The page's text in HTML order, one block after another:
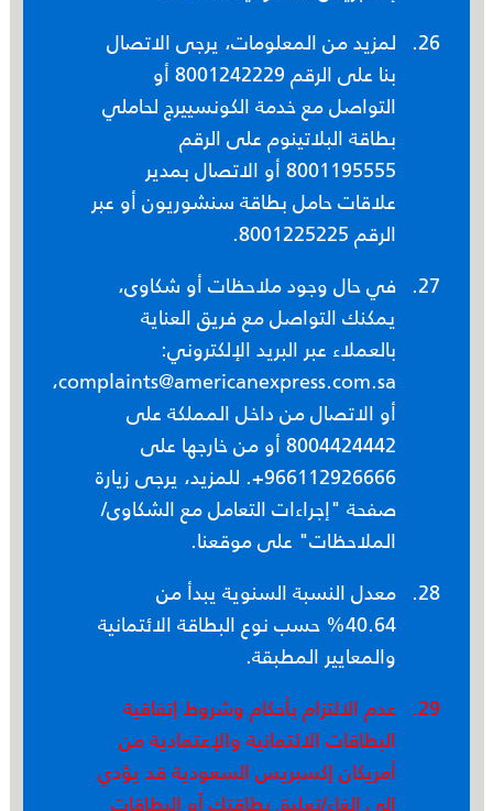
لمزيد من المعلومات، يرجى الاتصال
بنا على الرقم 8001242229 أو
التواصل مع خدمة الكونسييرج لحاملي
بطاقة البلاتينوم على الرقم
8001195555 أو الاتصال بمدير
علاقات حامل بطاقة سنشوريون أو عبر
الرقم 8001225225.
في حال وجود ملاحظات أو شكاوى،
يمكنك التواصل مع فريق العناية
بالعملاء عبر البريد الإلكتروني:
complaints@americanexpress.com.sa،
أو الاتصال من داخل المملكة على
8004424442 أو من خارجها على
966112926666+. للمزيد، يرجى زيارة
صفحة "إجراءات التعامل مع الشكاوى/
الملاحظات" على موقعنا.
معدل النسبة السنوية يبدأ من
40.64% حسب نوع البطاقة الائتمانية
والمعايير المطبقة.
عدم الالتزام بأحكام وشروط إتفاقیة
البطاقات الائتمانیة والإعتمادية من
أمريكان إكسبريس السعودية قد يؤدي